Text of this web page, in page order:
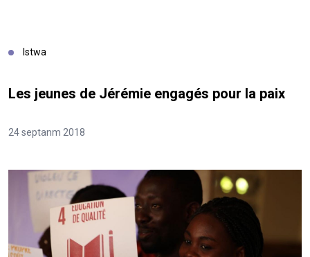
Istwa
Les jeunes de Jérémie engagés pour la paix
24 septanm 2018